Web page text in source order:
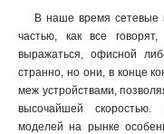
В наше время сетевые
частью, как все
выражаться, офисной
странно, но они, в конце
меж устройствами,
высочайшей
моделей на рынке